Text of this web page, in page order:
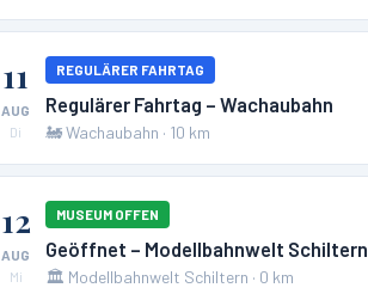
11
AUG
Di
REGULÄRER FAHRTAG
Regulärer Fahrtag – Wachaubahn
🚂Wachaubahn · 10 km
12
AUG
Mi
MUSEUM OFFEN
Geöffnet – Modellbahnwelt Schiltern
🏛️ Modellbahnwelt Schiltern · 0 km